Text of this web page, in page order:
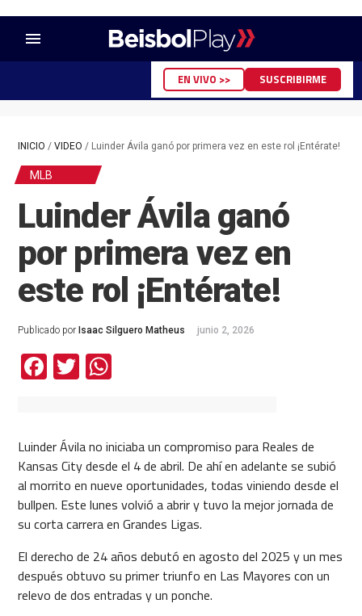
menu
EN VIVO >> SUSCRIBIRME
INICIO / VIDEO / Luinder Ávila ganó por primera vez en este rol ¡Entérate!
MLB
Luinder Ávila ganó
por primera vez en
este rol ¡Entérate!
Publicado por Isaac Silguero Matheus junio 2, 2026
Facebook
TwitterWhatsApp
Luinder Ávila no iniciaba un compromiso para Reales de
Kansas City desde el 4 de abril. De ahí en adelante se subió
al morrito en nueve oportunidades, todas viniendo desde el
bullpen. Este lunes volvió a abrir y tuvo la mejor jornada de
su corta carrera en Grandes Ligas.
El derecho de 24 años debutó en agosto del 2025 y un mes
después obtuvo su primer triunfo en Las Mayores con un
relevo de dos entradas y un ponche.